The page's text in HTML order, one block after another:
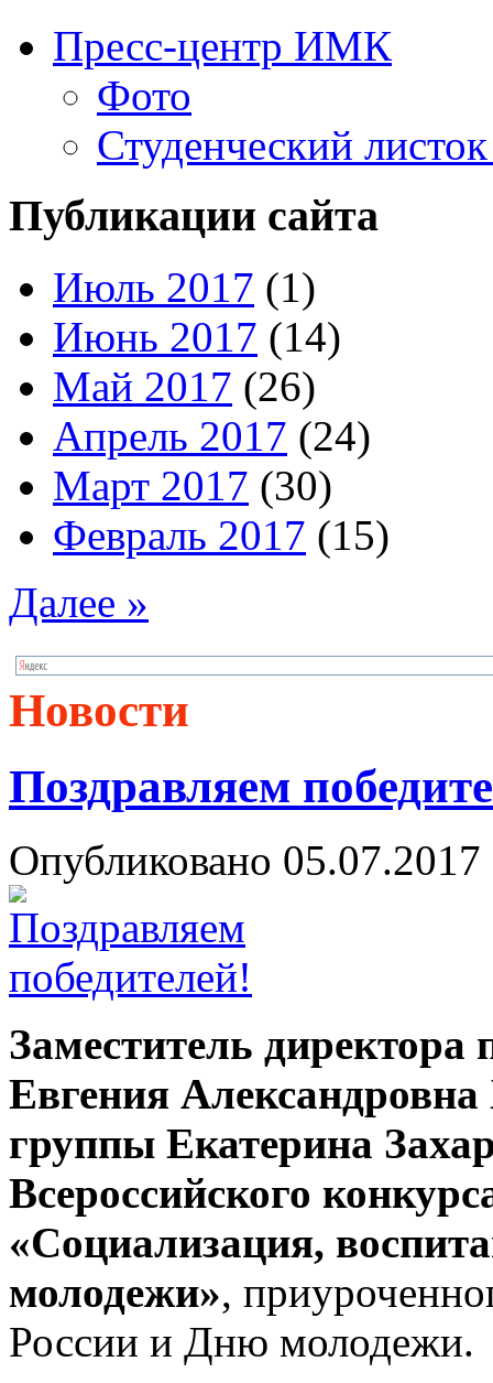
Пресс-центр ИМК
Фото
Студенческий
Публикации сайта
Июль 2017 (1)
Июнь 2017 (14)
Май 2017 (26)
Апрель 2017 (24)
Март 2017 (30)
Февраль 2017 (15)
Далее »
Новости
Поздравляем
Опубликовано
Заместитель директора
Евгения
группы Екатерина
Всероссийского
«Социализация,
молодежи»,
России и Дню молодежи.